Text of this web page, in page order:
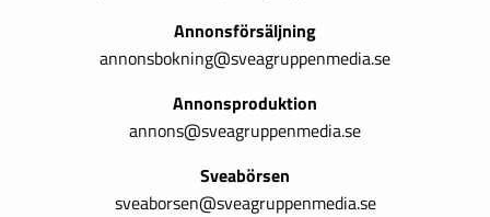
Annonsförsäljning
annonsbokning@sveagruppenmedia.se
Annonsproduktion
annons@sveagruppenmedia.se
Sveabörsen
sveaborsen@sveagruppenmedia.se